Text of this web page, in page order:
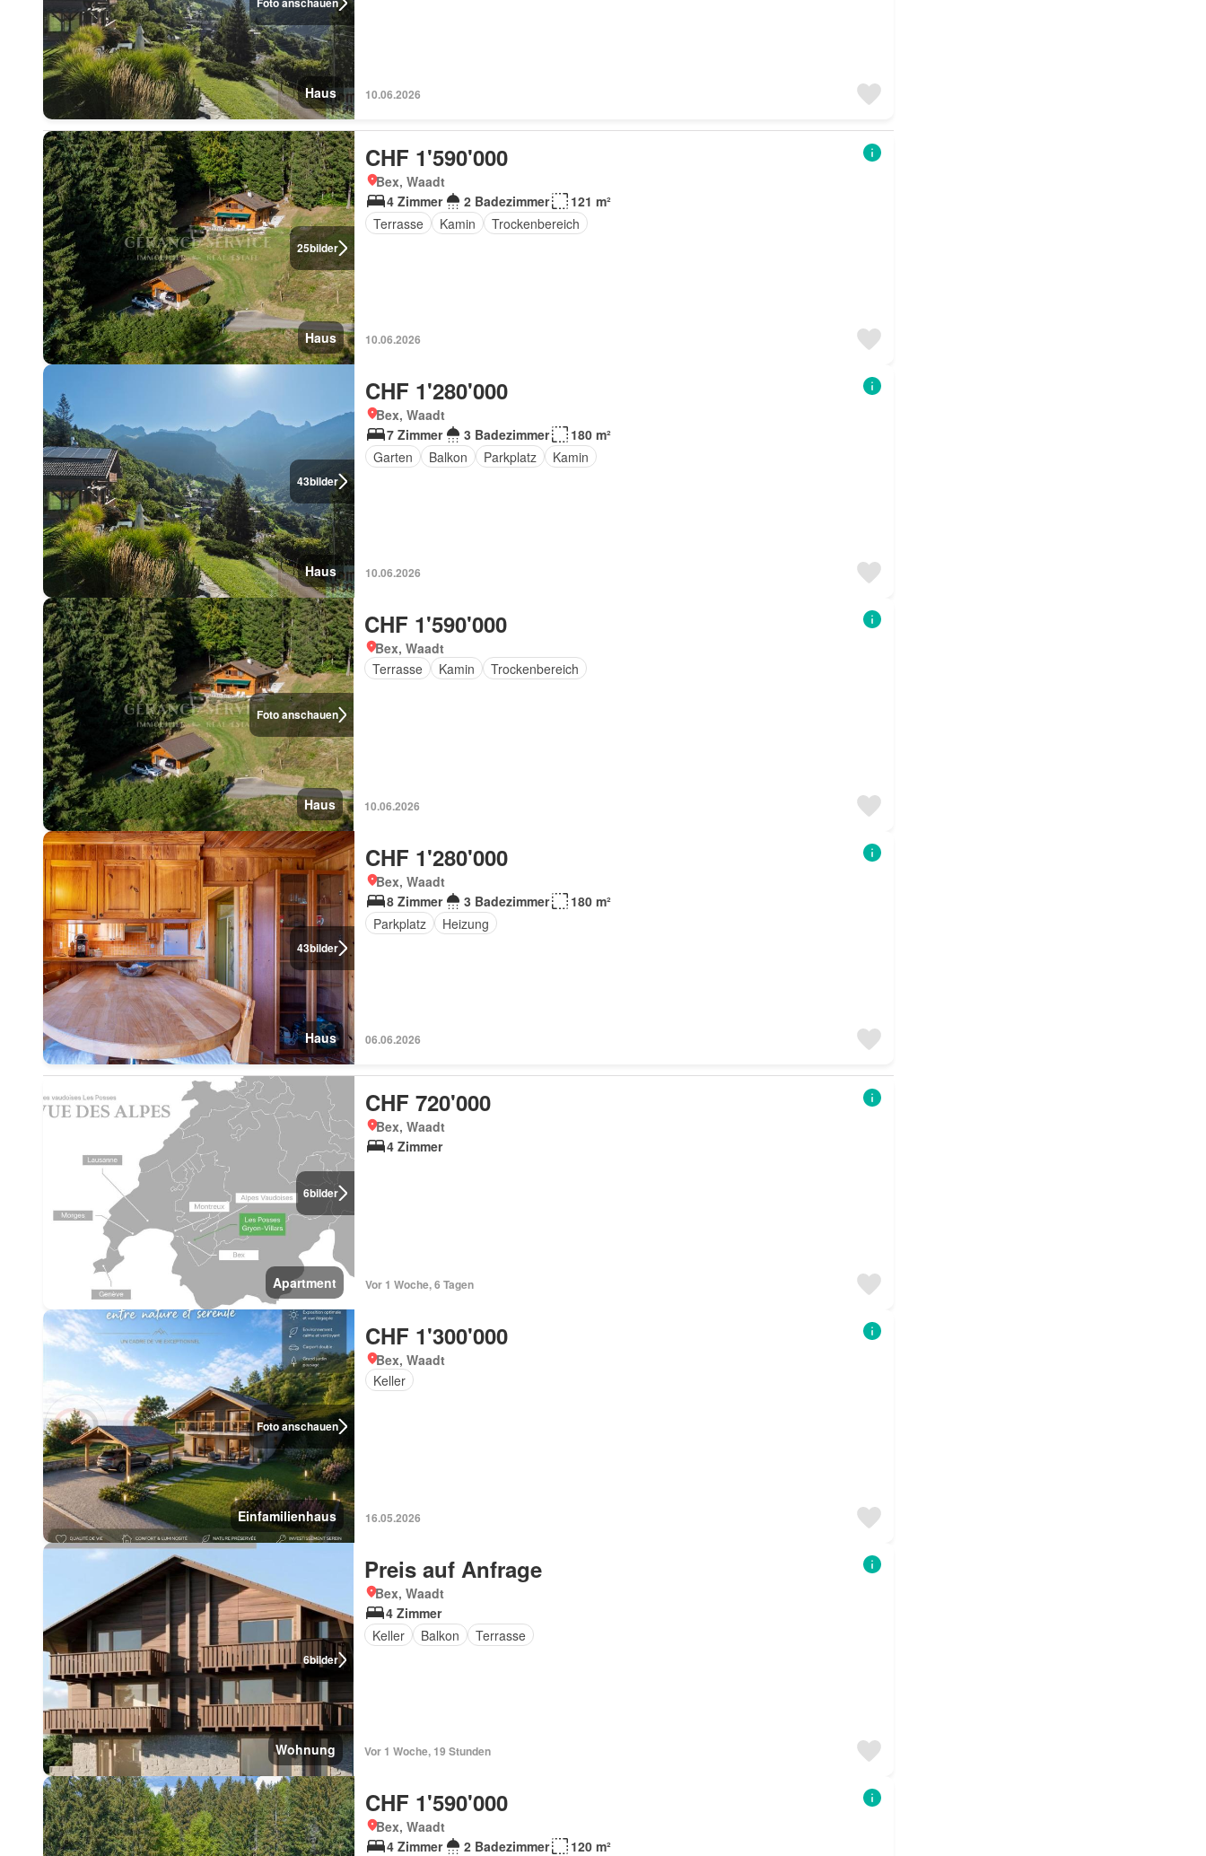
Haus 10.06.2026
25bilder
Haus
CHF 1'590'000
Bex, Waadt
4 Zimmer
2 Badezimmer
121 m²
Terrasse
Kamin Trockenbereich
10.06.2026
43bilder
Haus
CHF 1'280'000
Bex, Waadt
7 Zimmer
3 Badezimmer
180 m²
Garten
Balkon Parkplatz Kamin
10.06.2026
Foto anschauen
Haus
CHF 1'590'000
Bex, Waadt
Terrasse
Kamin Trockenbereich
10.06.2026
43bilder
Haus
CHF 1'280'000
Bex, Waadt
8 Zimmer
3 Badezimmer
180 m²
Parkplatz
Heizung
06.06.2026
6bilder
Apartment
CHF 720'000
Bex, Waadt
4 Zimmer
Vor 1 Woche, 6 Tagen
Foto anschauen
Einfamilienhaus
CHF 1'300'000
Bex, Waadt
Keller
16.05.2026
6bilder
Wohnung
Preis auf Anfrage
Bex, Waadt
4 Zimmer
Keller
Balkon Terrasse
Vor 1 Woche, 19 Stunden
CHF 1'590'000
Bex, Waadt
4 Zimmer
2 Badezimmer 120 m²